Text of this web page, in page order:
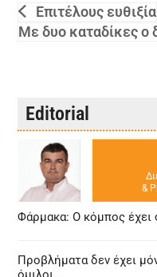
Επιτέλους ευθιξία
Με δυο καταδίκες ο
Editorial
&
Φάρμακα: Ο κόμπος έχει
Προβλήματα δεν έχει